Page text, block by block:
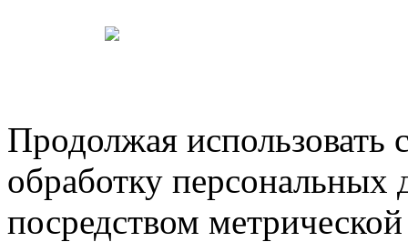
Продолжая использовать
обработку
посредством